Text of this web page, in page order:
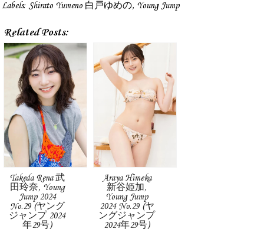
Labels: Shirato Yumeno 白戸ゆめの, Young Jump
Related Posts:
Takeda Rena 武
田玲奈, Young
Jump 2024
No.29 (ヤング
ジャンプ 2024
年29号)
Araya Himeka
新谷姫加,
Young Jump
2024 No.29 (ヤ
ングジャンプ
2024年29号)